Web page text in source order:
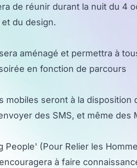
de réunir durant la nuit du 4
du design.
aménagé et permettra à
en fonction de parcours
mobiles seront à la disposition
des SMS, et même des
(Pour Relier les
à faire